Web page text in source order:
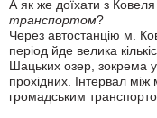
А як же доїхати з Ковеля
транспортом?
Через автостанцію м.
період йде велика
Шацьких озер, зокрема
прохідних. Інтервал
громадським